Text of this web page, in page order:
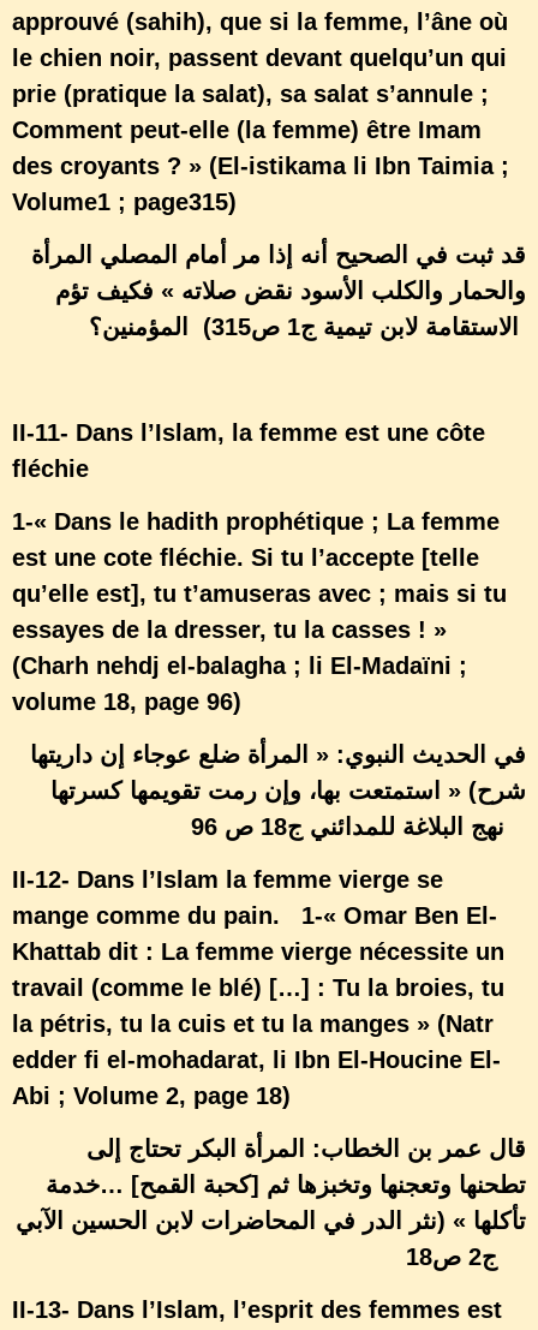
approuvé (sahih), que si la femme, l’âne où
le chien noir, passent devant quelqu’un qui
prie (pratique la salat), sa salat s’annule ;
Comment peut-elle (la femme) être Imam
des croyants ? » (El-istikama li Ibn Taimia ;
Volume1 ; page315)
قد ثبت في الصحيح أنه إذا مر أمام المصلي المرأة
والحمار والكلب الأسود نقض صلاته » فكيف تؤم
المؤمنين؟
II-11- Dans l’Islam, la femme est une côte
fléchie
1-« Dans le hadith prophétique ; La femme
est une cote fléchie. Si tu l’accepte [telle
qu’elle est], tu t’amuseras avec ; mais si tu
essayes de la dresser, tu la casses ! »
(Charh nehdj el-balagha ; li El-Madaïni ;
volume 18, page 96)
في الحديث النبوي: « المرأة ضلع عوجاء إن داريتها
استمتعت بها، وإن رمت تقويمها كسرتها
» (شرح
II-12- Dans l’Islam la femme vierge se
mange comme du pain. 1-« Omar Ben El-
Khattab dit : La femme vierge nécessite un
travail (comme le blé) […] : Tu la broies, tu
la pétris, tu la cuis et tu la manges » (Natr
edder fi el-mohadarat, li Ibn El-Houcine El-
Abi ; Volume 2, page 18)
قال عمر بن الخطاب: المرأة البكر تحتاج إلى
خدمة… [كحبة القمح] تطحنها وتعجنها وتخبزها ثم
تأكلها » (نثر الدر في المحاضرات لابن الحسين الآبي
II-13- Dans l’Islam, l’esprit des femmes est